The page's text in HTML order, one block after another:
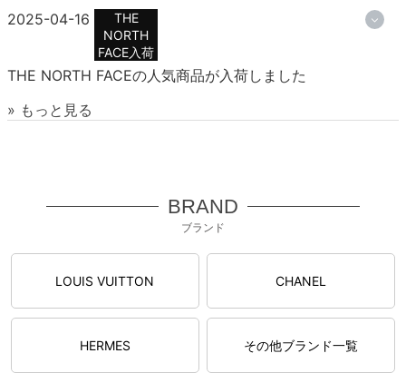
2025-04-16
THE
NORTH
FACE入荷
THE NORTH FACEの人気商品が入荷しました
» もっと見る
BRAND
ブランド
LOUIS VUITTON CHANEL
HERMES その他ブランド一覧